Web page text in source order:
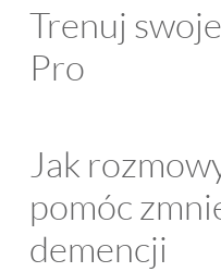
Trenuj
Pro
Jak
pomóc
demencji